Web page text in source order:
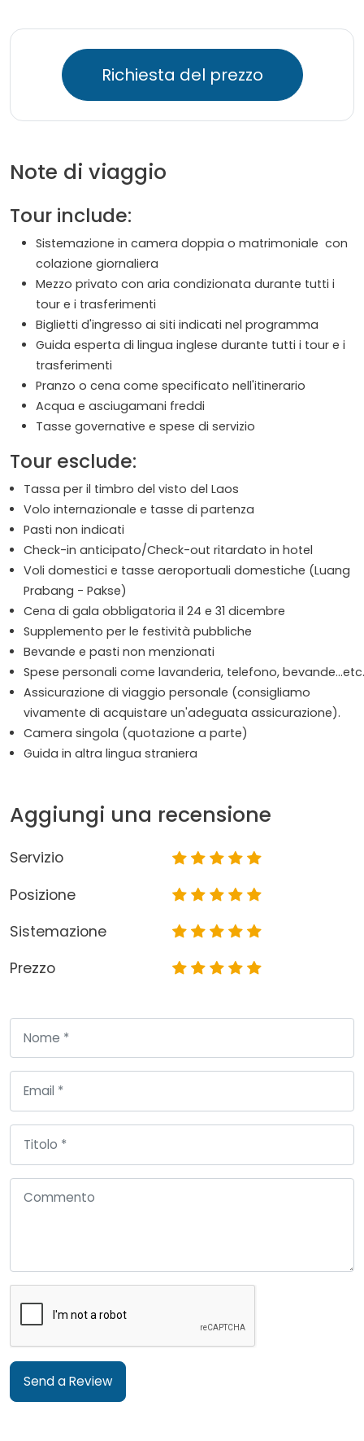
Richiesta del prezzo
Note di viaggio
Tour include:
Sistemazione in camera doppia o matrimoniale con
colazione giornaliera
Mezzo privato con aria condizionata durante tutti i
tour e i trasferimenti
Biglietti d'ingresso ai siti indicati nel programma
Guida esperta di lingua inglese durante tutti i tour e i
trasferimenti
Pranzo o cena come specificato nell'itinerario
Acqua e asciugamani freddi
Tasse governative e spese di servizio
Tour esclude:
Tassa per il timbro del visto del Laos
Volo internazionale e tasse di partenza
Pasti non indicati
Check-in anticipato/Check-out ritardato in hotel
Voli domestici e tasse aeroportuali domestiche (Luang
Prabang - Pakse)
Cena di gala obbligatoria il 24 e 31 dicembre
Supplemento per le festività pubbliche
Bevande e pasti non menzionati
Spese personali come lavanderia, telefono, bevande...etc.
Assicurazione di viaggio personale (consigliamo
vivamente di acquistare un'adeguata assicurazione).
Camera singola (quotazione a parte)
Guida in altra lingua straniera
Aggiungi una recensione
Servizio
Posizione
Sistemazione
Prezzo
Send a Review